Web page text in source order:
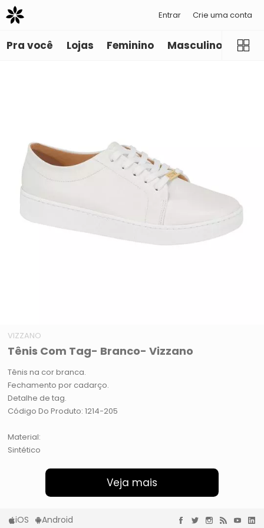
Entrar Crie uma conta
Pra você Lojas Feminino Masculino
VIZZANO
Tênis Com Tag- Branco- Vizzano
Tênis na cor branca.
Fechamento por cadarço.
Detalhe de tag.
Código Do Produto: 1214-205
Material:
Sintético
Veja mais
iOS Android